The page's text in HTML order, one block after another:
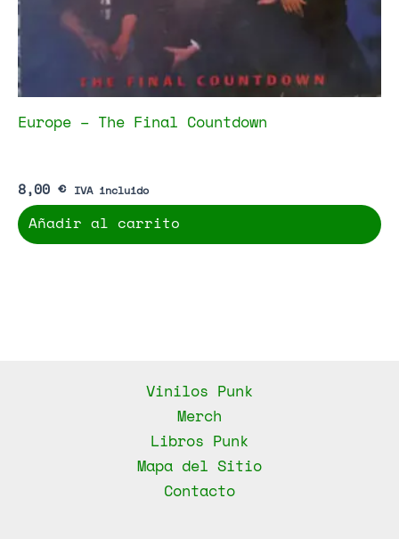
Europe – The Final Countdown
8,00 € IVA incluido
Añadir al carrito
Vinilos Punk
Merch
Libros Punk
Mapa del Sitio
Contacto